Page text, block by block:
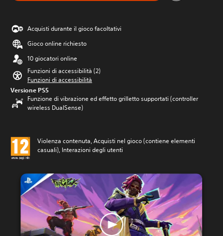
Acquisti durante il gioco facoltativi
Gioco online richiesto
10 giocatori online
Funzioni di accessibilità (2)
Funzioni di accessibilità
Versione PS5
Funzione di vibrazione ed effetto grilletto supportati (controller
wireless DualSense)
Violenza contenuta, Acquisti nel gioco (contiene elementi
casuali), Interazioni degli utenti